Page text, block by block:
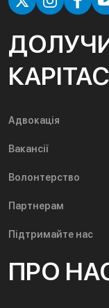
Адвокація
Вакансії
Волонтерство
Партнерам
Підтримайте нас
ПРО